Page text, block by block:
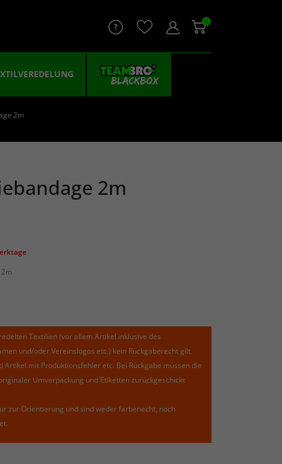
0
2m
2m
Textilien (vor allem Artikel inklusive des
und/oder Vereinslogos etc.) kein Rückgaberecht gilt.
Artikel mit Produktionsfehler etc. Bei Rückgabe müssen die
Umverpackung und Etiketten zurückgeschickt
zur Orientierung und sind weder farbenecht, noch